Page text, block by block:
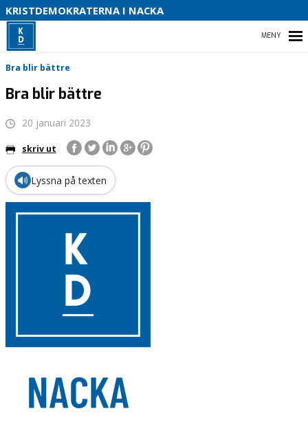
KRISTDEMOKRATERNA I NACKA
HEM
DETTA VILL VI I NACKA
VÅRA FÖRETRÄDARE
Bra blir bättre
Bra blir bättre
20 januari 2023
skriv ut
🔊 Lyssna på texten